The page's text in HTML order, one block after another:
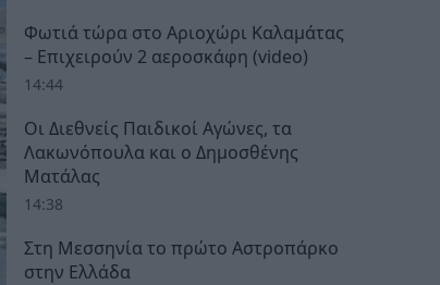
Φωτιά τώρα στο Αριοχώρι Καλαμάτας
– Επιχειρούν 2 αεροσκάφη (video)
14:44
Οι Διεθνείς Παιδικοί Αγώνες, τα
Λακωνόπουλα και ο Δημοσθένης
Ματάλας
14:38
Στη Μεσσηνία το πρώτο Αστροπάρκο
στην Ελλάδα